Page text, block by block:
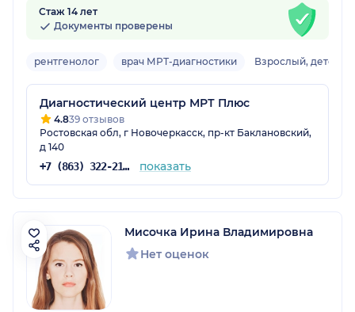
Стаж 14 лет
Документы проверены
рентгенолог врач МРТ-диагностики Взрослый, детский
Диагностический центр МРТ Плюс
4.839 отзывов
Ростовская обл, г Новочеркасск, пр-кт Баклановский,
д 140
+7 (863) 322-21-93 показать
Мисочка Ирина Владимировна
Нет оценок